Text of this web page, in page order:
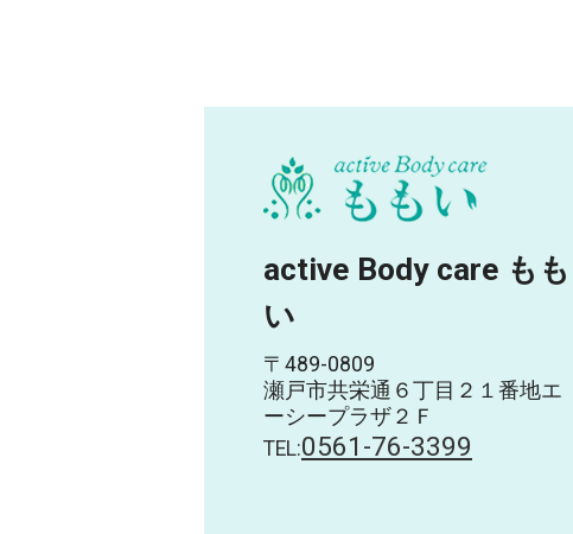
active Body care もも
い
〒489-0809
瀬戸市共栄通６丁目２１番地エ
ーシープラザ２Ｆ
TEL:0561-76-3399